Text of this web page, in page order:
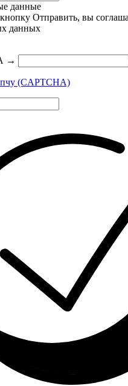
данные
Отправить, вы
данных
→
(CAPTCHA)